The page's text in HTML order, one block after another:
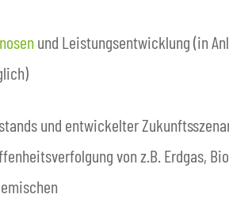
und Leistungsentwicklung (in
und entwickelter
von z.B. Erdgas,